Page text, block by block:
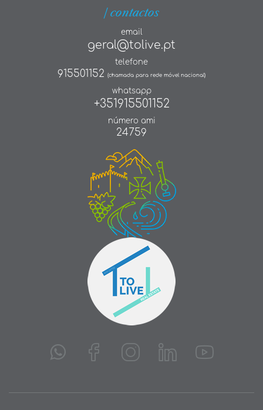
| contactos
email
geral@tolive.pt
telefone
915501152 (chamada para rede móvel nacional)
whatsapp
+351915501152
número ami
24759